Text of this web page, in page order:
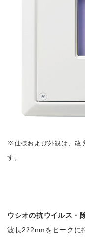
※仕様および外観は、改
す。
ウシオの抗ウイルス・
波長222nmをピークに